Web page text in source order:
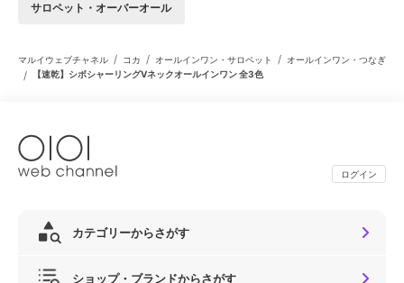
サロペット・オーバーオール
マルイウェブチャネル / コカ / オールインワン・サロペット / オールインワン・つなぎ
/ 【速乾】シボシャーリングVネックオールインワン 全3色
ログイン
カテゴリーからさがす
ショップ・ブランドからさがす